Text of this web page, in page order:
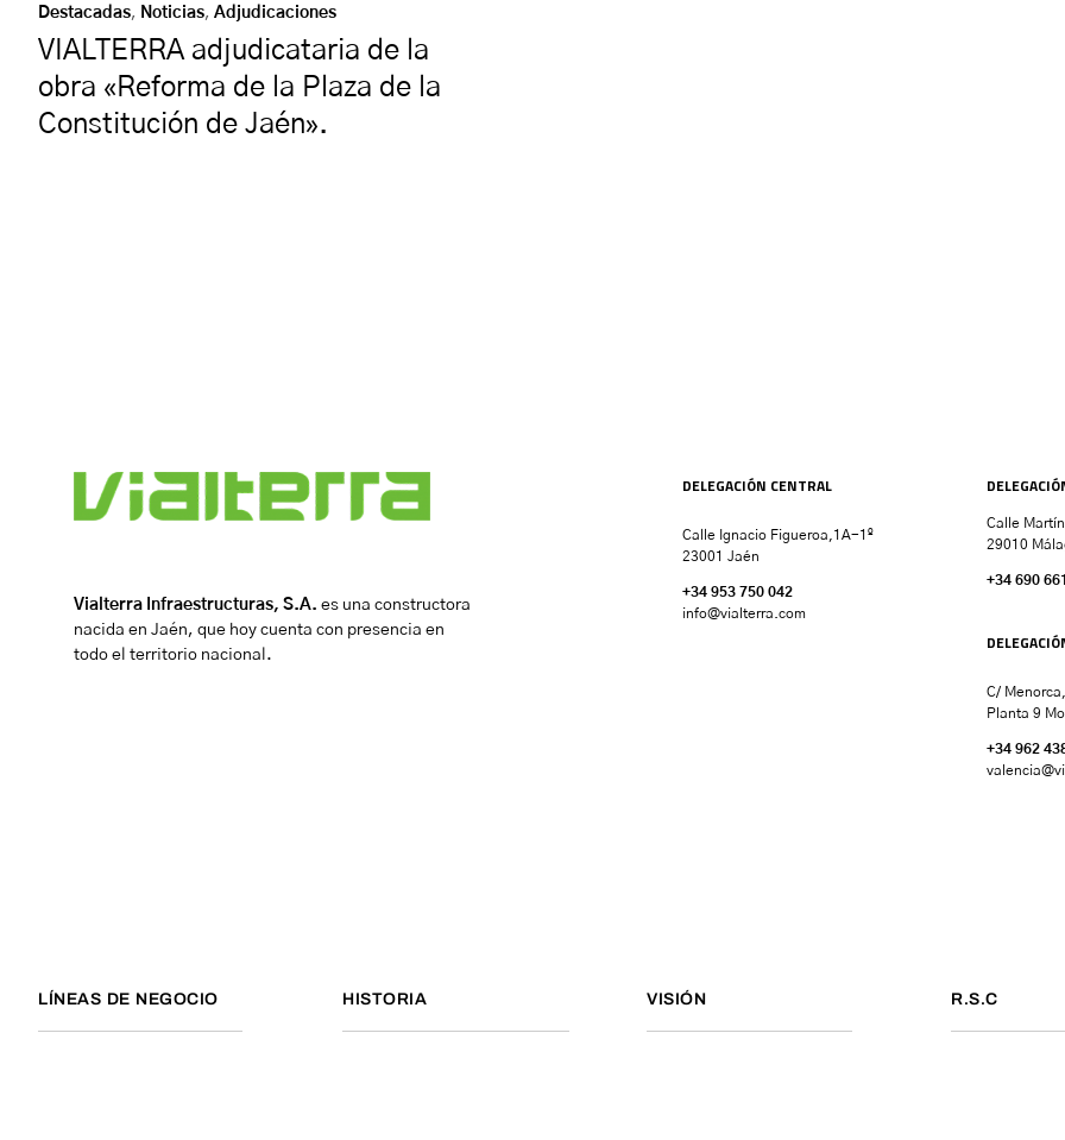
Destacadas, Noticias, Adjudicaciones
VIALTERRA adjudicataria de la
obra «Reforma de la Plaza de la
Constitución de Jaén».
Vialterra Infraestructuras, S.A. es una constructora
nacida en Jaén, que hoy cuenta con presencia en
todo el territorio nacional.
DELEGACIÓN CENTRAL
Calle Ignacio Figueroa,1A-1º
23001 Jaén
+34 953 750 042
info@vialterra.com
Calle
29010
+34 690
C/
Planta 9
+34 962
valencia
LÍNEAS DE NEGOCIO HISTORIA VISIÓN R.S.C